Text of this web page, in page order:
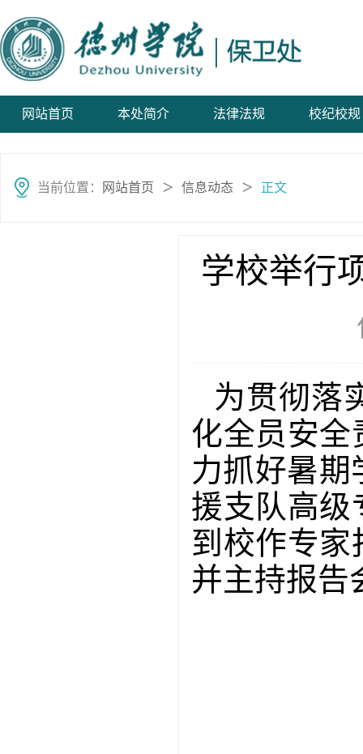
网站首页 本处简介 法律法规 校纪校规
当前位置： 网站首页 ＞ 信息动态 ＞ 正文
学校举行
为贯彻落
化全员安全
力抓好暑期
援支队高级
到校作专家
并主持报告